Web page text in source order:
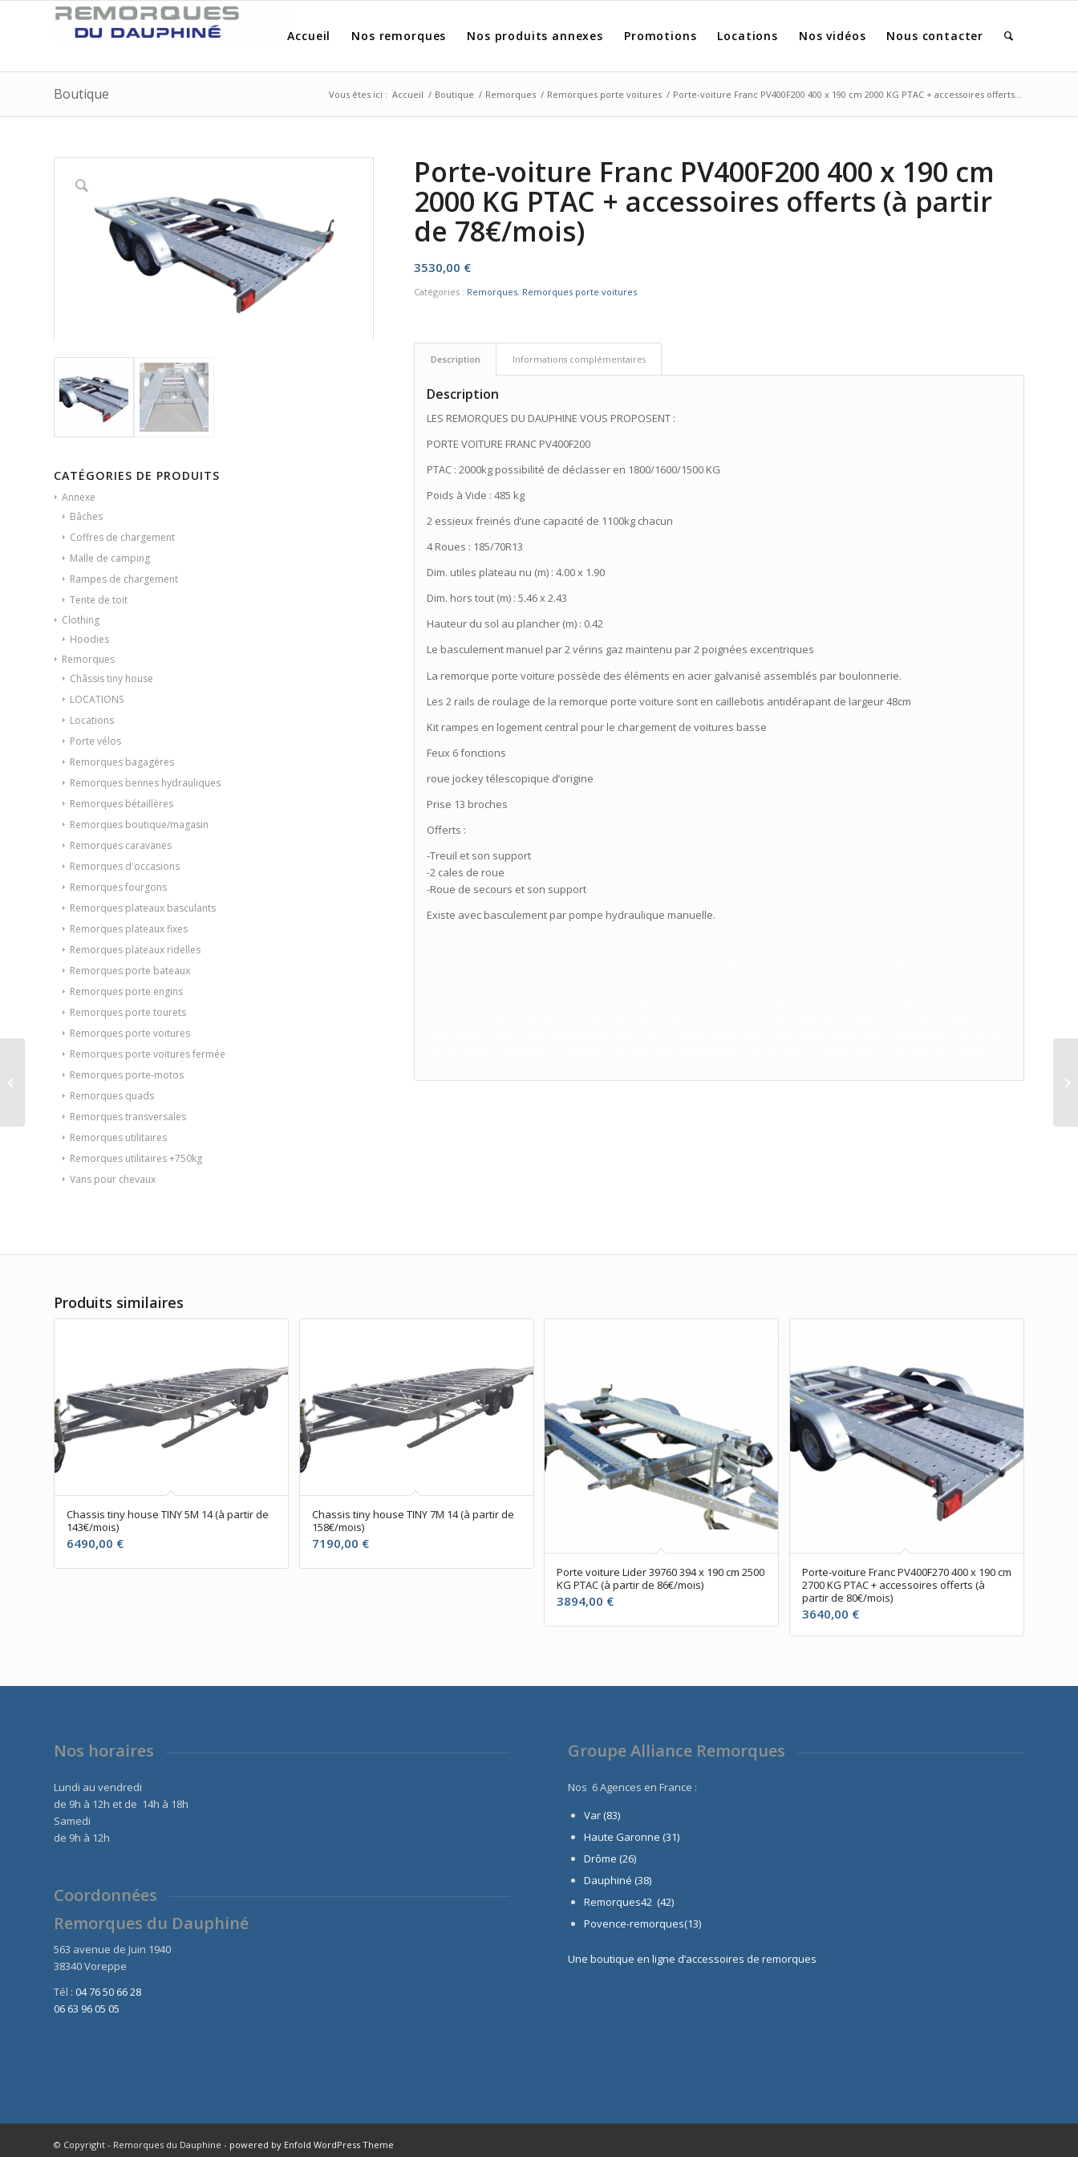
Accueil Nos remorques Nos produits annexes Promotions Locations Nos vidéos Nous contacter
Boutique Vous êtes ici : Accueil / Boutique / Remorques / Remorques porte voitures / Porte-voiture Franc PV400F200 400 x 190 cm 2000 KG PTAC + accessoires offerts...
CATÉGORIES DE PRODUITS
Annexe
Bâches
Coffres de chargement
Malle de camping
Rampes de chargement
Tente de toit
Clothing
Hoodies
Remorques
Châssis tiny house
LOCATIONS
Locations
Porte vélos
Remorques bagagères
Remorques bennes hydrauliques
Remorques bétaillères
Remorques boutique/magasin
Remorques caravanes
Remorques d'occasions
Remorques fourgons
Remorques plateaux basculants
Remorques plateaux fixes
Remorques plateaux ridelles
Remorques porte bateaux
Remorques porte engins
Remorques porte tourets
Remorques porte voitures
Remorques porte voitures fermée
Remorques porte-motos
Remorques quads
Remorques transversales
Remorques utilitaires
Remorques utilitaires +750kg
Vans pour chevaux
Porte-voiture Franc PV400F200 400 x 190 cm
2000 KG PTAC + accessoires offerts (à partir
de 78€/mois)
3530,00 €
Catégories : Remorques, Remorques porte voitures
Description Informations complémentaires
Description
LES REMORQUES DU DAUPHINE VOUS PROPOSENT :
PORTE VOITURE FRANC PV400F200
PTAC : 2000kg possibilité de déclasser en 1800/1600/1500 KG
Poids à Vide : 485 kg
2 essieux freinés d’une capacité de 1100kg chacun
4 Roues : 185/70R13
Dim. utiles plateau nu (m) : 4.00 x 1.90
Dim. hors tout (m) : 5.46 x 2.43
Hauteur du sol au plancher (m) : 0.42
Le basculement manuel par 2 vérins gaz maintenu par 2 poignées excentriques
La remorque porte voiture possède des éléments en acier galvanisé assemblés par boulonnerie.
Les 2 rails de roulage de la remorque porte voiture sont en caillebotis antidérapant de largeur 48cm
Kit rampes en logement central pour le chargement de voitures basse
Feux 6 fonctions
roue jockey télescopique d’origine
Prise 13 broches
Offerts :
-Treuil et son support
-2 cales de roue
-Roue de secours et son support
Existe avec basculement par pompe hydraulique manuelle.
Produits similaires
Chassis tiny house TINY 5M 14 (à partir de
143€/mois)
6490,00 €
Chassis tiny house TINY 7M 14 (à partir de
158€/mois)
7190,00 €
Porte voiture Lider 39760 394 x 190 cm 2500
KG PTAC (à partir de 86€/mois)
3894,00 €
Porte-voiture Franc PV400F270 400 x 190 cm
2700 KG PTAC + accessoires offerts (à
partir de 80€/mois)
3640,00 €
Nos horaires
Lundi au vendredi
de 9h à 12h et de 14h à 18h
Samedi
de 9h à 12h
Coordonnées
Remorques du Dauphiné
563 avenue de Juin 1940
38340 Voreppe
Tél : 04 76 50 66 28
06 63 96 05 05
Groupe Alliance Remorques
Nos 6 Agences en France :
Var (83)
Haute Garonne (31)
Drôme (26)
Dauphiné (38)
Remorques42 (42)
Povence-remorques(13)
Une boutique en ligne d’accessoires de remorques
© Copyright - Remorques du Dauphine - powered by Enfold WordPress Theme
Porte voiture Franc
PV16B 360 x 190 cm
1600 KG PTAC +